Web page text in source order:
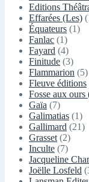
Editions
Effarées (Les)
Équateurs (1)
Fanlac (1)
Fayard (4)
Finitude (3)
Flammarion (5)
Fleuve éditions
Fosse aux ours
Gaïa (7)
Galimatias (1)
Gallimard (21)
Grasset (2)
Inculte (7)
Jacqueline
Joëlle Losfeld